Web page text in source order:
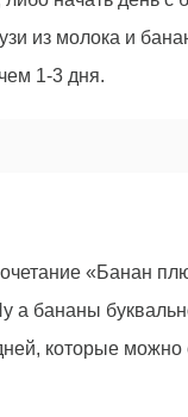
из молока и
1-3 дня.
«Банан
а бананы
которые